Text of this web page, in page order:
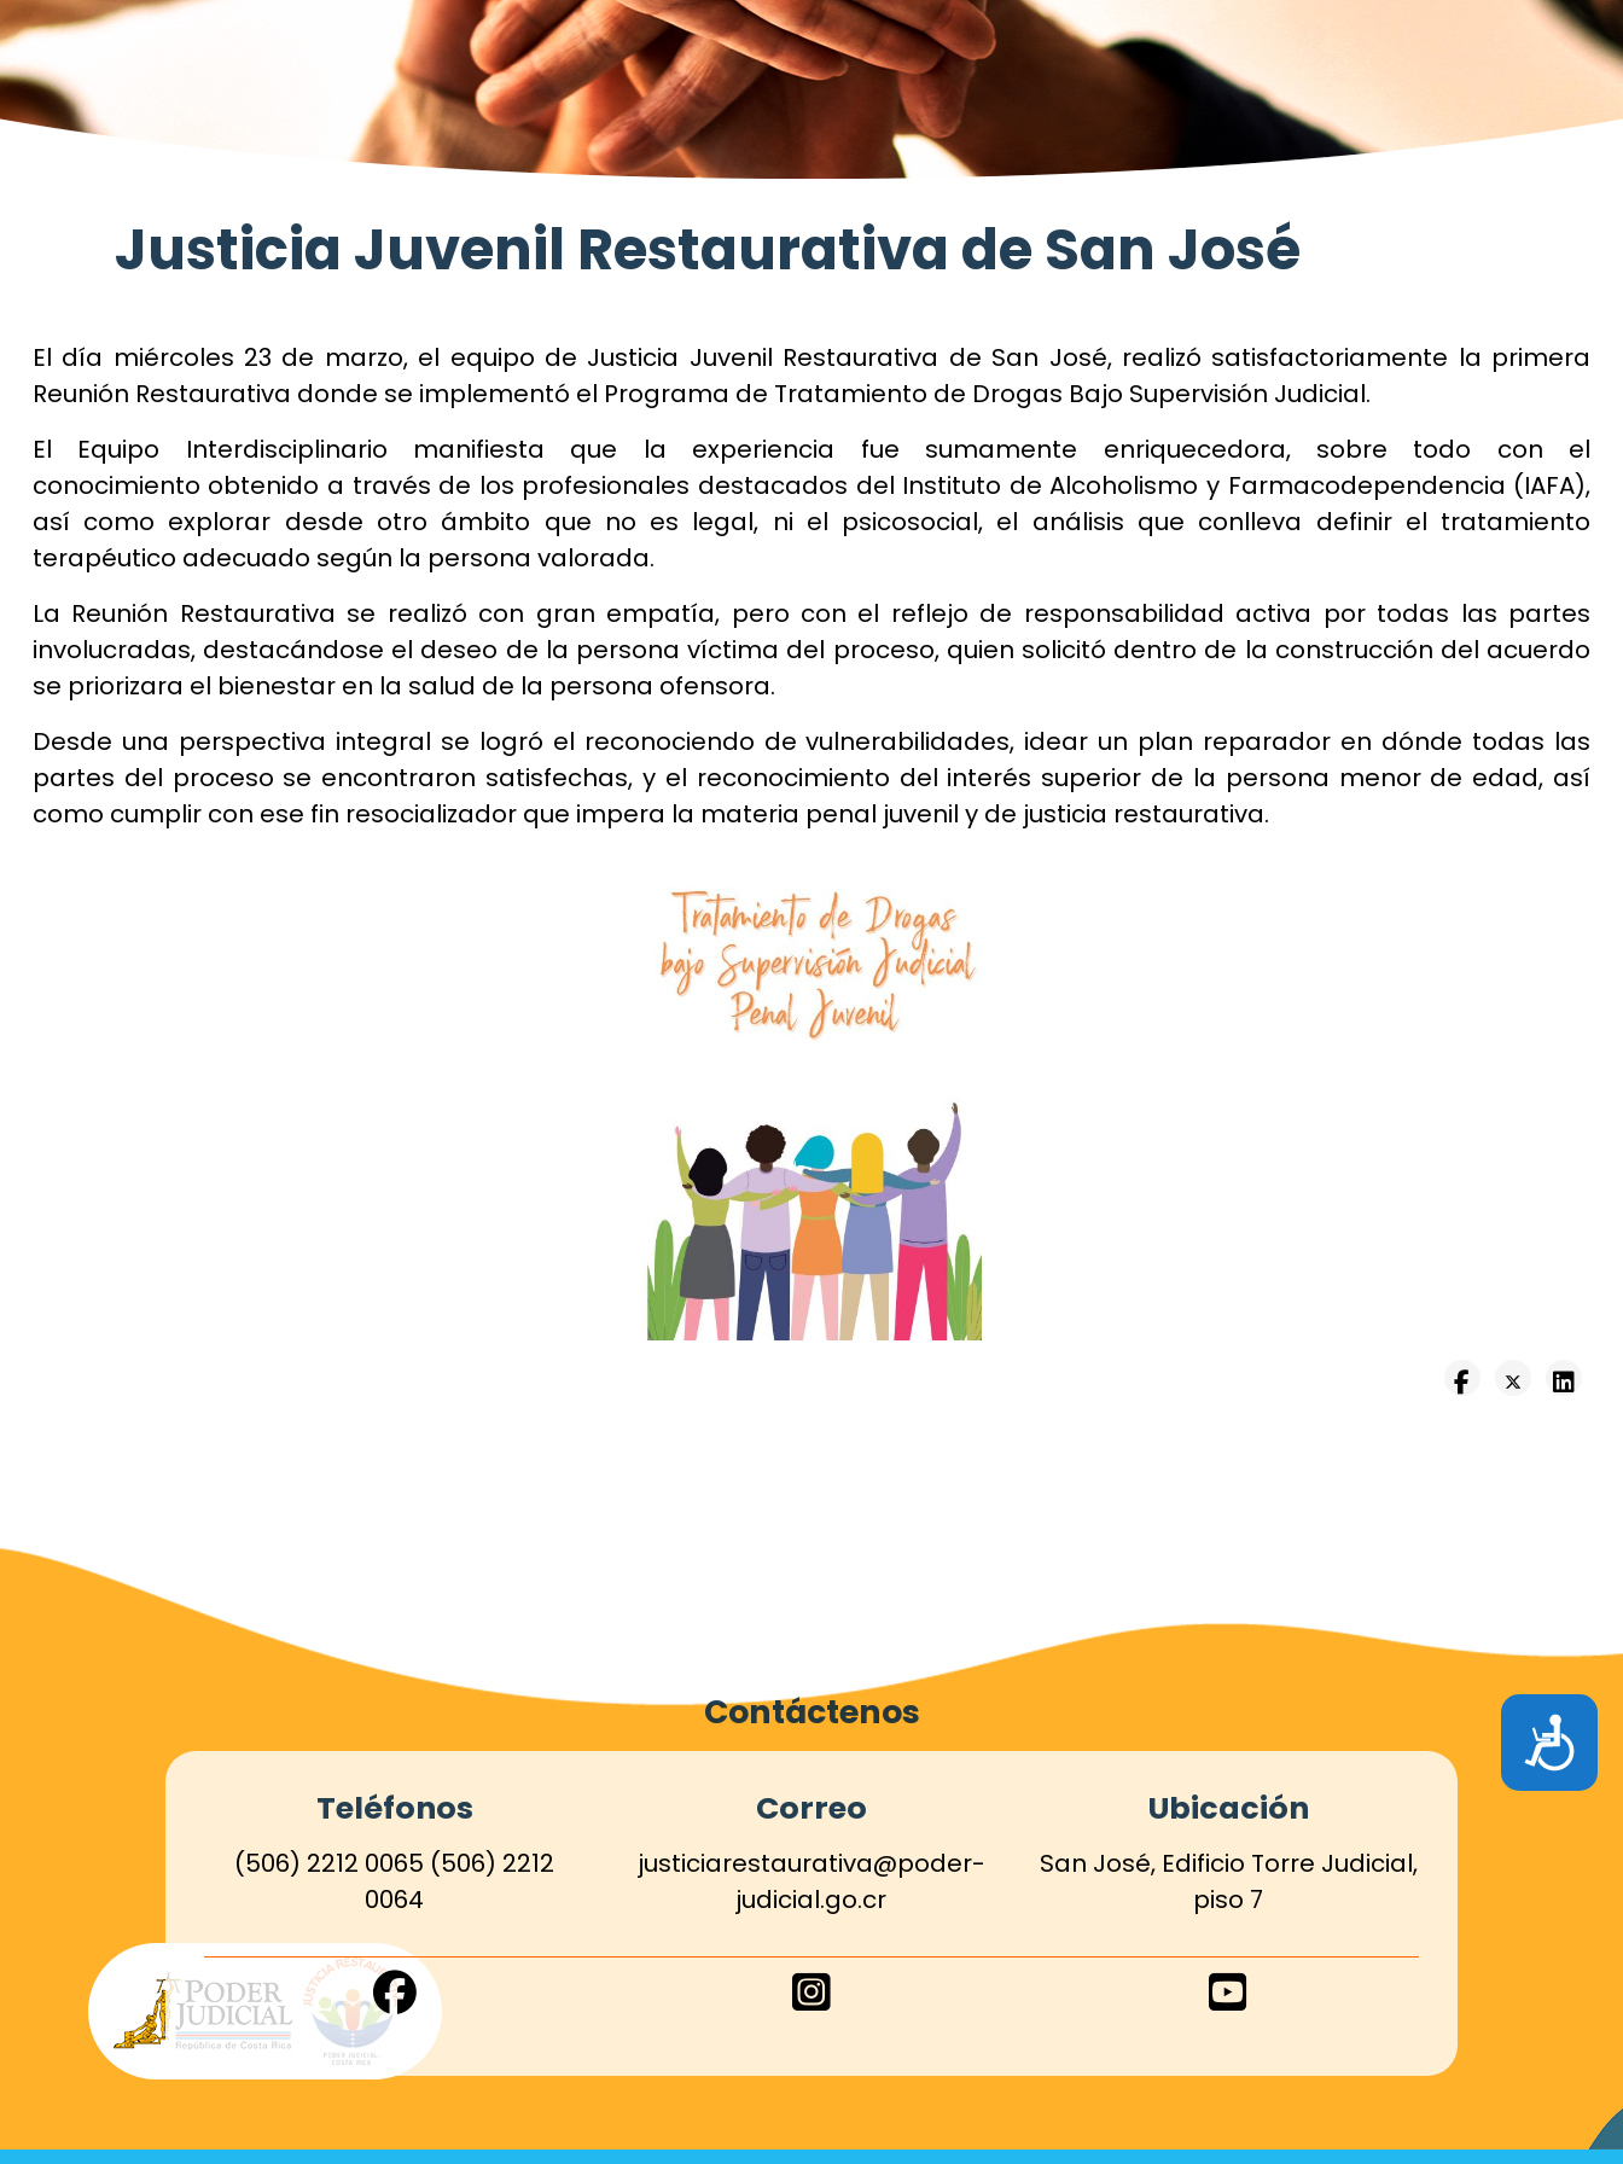
Accesibilidad
Justicia Juvenil Restaurativa de San José
El día miércoles 23 de marzo, el equipo de Justicia Juvenil Restaurativa de San José, realizó satisfactoriamente la primera
Reunión Restaurativa donde se implementó el Programa de Tratamiento de Drogas Bajo Supervisión Judicial.
El Equipo Interdisciplinario manifiesta que la experiencia fue sumamente enriquecedora, sobre todo con el
conocimiento obtenido a través de los profesionales destacados del Instituto de Alcoholismo y Farmacodependencia (IAFA),
así como explorar desde otro ámbito que no es legal, ni el psicosocial, el análisis que conlleva definir el tratamiento
terapéutico adecuado según la persona valorada.
La Reunión Restaurativa se realizó con gran empatía, pero con el reflejo de responsabilidad activa por todas las partes
involucradas, destacándose el deseo de la persona víctima del proceso, quien solicitó dentro de la construcción del acuerdo
se priorizara el bienestar en la salud de la persona ofensora.
Desde una perspectiva integral se logró el reconociendo de vulnerabilidades, idear un plan reparador en dónde todas las
partes del proceso se encontraron satisfechas, y el reconocimiento del interés superior de la persona menor de edad, así
como cumplir con ese fin resocializador que impera la materia penal juvenil y de justicia restaurativa.
Contáctenos
Teléfonos
(506) 2212 0065 (506) 2212
0064
Correo
justiciarestaurativa@poder-
judicial.go.cr
Ubicación
San José, Edificio Torre Judicial,
piso 7
Enlace
de
Facebook
Enlace